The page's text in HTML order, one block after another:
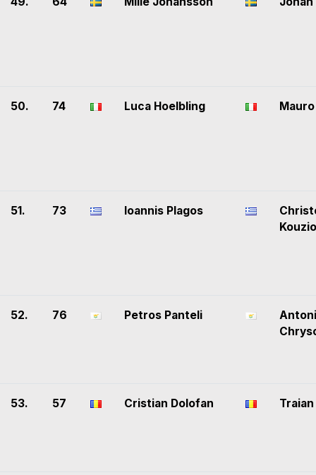
50. 74 Luca Hoelbling
51. 73 Ioannis Plagos
52. 76 Petros Panteli
53. 57 Cristian Dolofan